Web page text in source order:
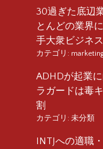
30過ぎた底辺
とんどの業界
手大衆ビジネス
カテゴリ:
ADHDが起業
ラガードは毒
割
カテゴリ: 未分類
INTJへの適職